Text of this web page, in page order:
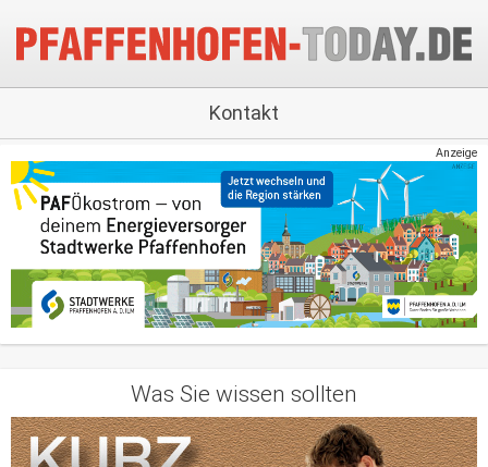
Kontakt
Anzeige
Was Sie wissen sollten